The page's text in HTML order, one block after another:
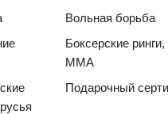
Вольная борьба
Боксерские
ММА
Подарочный